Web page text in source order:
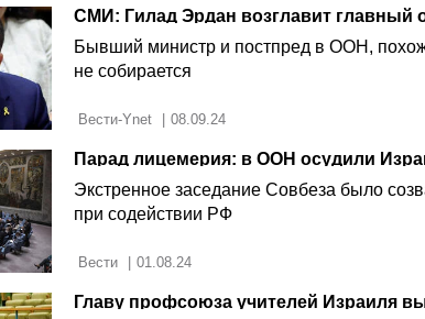
СМИ: Гилад Эрдан возглавит главный
Бывший министр и постпред в ООН,
не собирается
08.09.24
Парад лицемерия: в ООН осудили
Экстренное заседание Совбеза было
при содействии РФ
01.08.24